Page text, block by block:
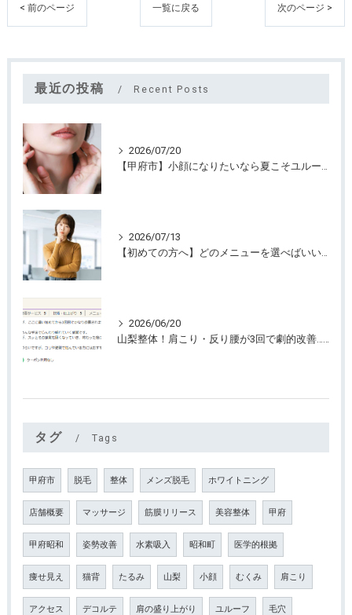
< 前のページ 一覧に戻る 次のページ >
最近の投稿 Recent Posts
2026/07/20
2026/07/13
【初めての方へ】どのメニューを選べばいいのか迷っていませんか？
2026/06/20
タグ Tags
甲府市 脱毛 整体 メンズ脱毛 ホワイトニング
店舗概要 マッサージ 筋膜リリース 美容整体 甲府
甲府昭和 姿勢改善 水素吸入 昭和町 医学的根拠
痩せ見え 猫背 たるみ 山梨 小顔 むくみ 肩こり
アクセス デコルテ 肩の盛り上がり ユルーフ 毛穴